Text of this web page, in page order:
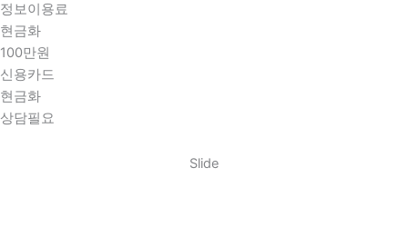
기
정보이용료
현금화
100만원
신용카드
현금화
상담필요
Slide